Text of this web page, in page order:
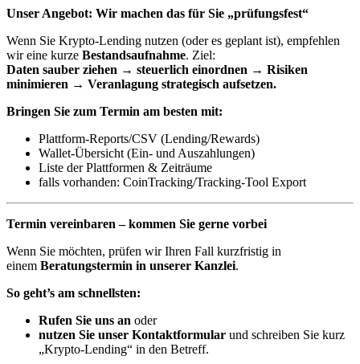
Unser Angebot: Wir machen das für Sie „prüfungsfest“
Wenn Sie Krypto-Lending nutzen (oder es geplant ist), empfehlen
wir eine kurze Bestandsaufnahme. Ziel:
Daten sauber ziehen → steuerlich einordnen → Risiken
minimieren → Veranlagung strategisch aufsetzen.
Bringen Sie zum Termin am besten mit:
Plattform-Reports/CSV (Lending/Rewards)
Wallet-Übersicht (Ein- und Auszahlungen)
Liste der Plattformen & Zeiträume
falls vorhanden: CoinTracking/Tracking-Tool Export
Termin vereinbaren – kommen Sie gerne vorbei
Wenn Sie möchten, prüfen wir Ihren Fall kurzfristig in
einem Beratungstermin in unserer Kanzlei.
So geht’s am schnellsten:
Rufen Sie uns an oder
nutzen Sie unser Kontaktformular und schreiben Sie kurz
„Krypto-Lending“ in den Betreff.